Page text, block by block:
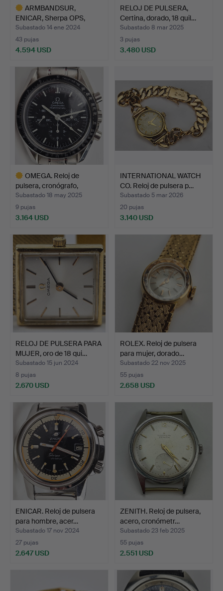
ARMBANDSUR,
ENICAR, Sherpa OPS,
acero (PVD…
Subastado 14 ene 2024
43 pujas
4.594 USD
seleccionado
RELOJ DE PULSERA,
Certina, dorado, 18 quil…
Subastado 8 mar 2025
3 pujas
3.480 USD
OMEGA. Reloj de
pulsera, cronógrafo,
Moonw…
Subastado 18 may 2025
9 pujas
3.164 USD
seleccionado
INTERNATIONAL WATCH
CO. Reloj de pulsera p…
Subastado 5 mar 2026
20 pujas
3.140 USD
RELOJ DE PULSERA PARA
MUJER, oro de 18 qui…
Subastado 15 jun 2024
8 pujas
2.670 USD
ROLEX. Reloj de pulsera
para mujer, dorado…
Subastado 22 nov 2025
55 pujas
2.658 USD
ENICAR. Reloj de pulsera
para hombre, acer…
Subastado 17 nov 2024
27 pujas
2.647 USD
ZENITH. Reloj de pulsera,
acero, cronómetr…
Subastado 23 feb 2025
55 pujas
2.551 USD